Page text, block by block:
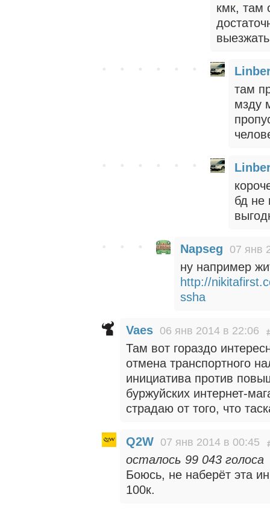
кмк, там
там
мзду
бд не
Napseg 07 янв
ну например
http://
ssha
Vaes 06 янв 2014 в 22:06
Там вот гораздо
отмена транспортного
инициатива против
буржуйских интернет-
страдаю от того, что
Q2W 07 янв 2014 в 00:45
осталось 99 043 голоса
Боюсь, не наберёт эта
100к.